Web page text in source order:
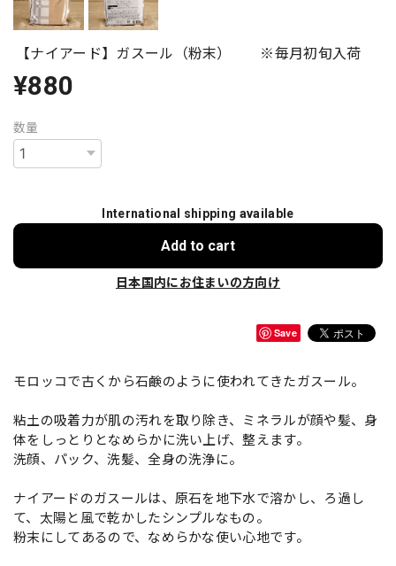
【ナイアード】ガスール（粉末） ※毎月初旬入荷
¥880
数量
International shipping available
Add to cart
日本国内にお住まいの方向け
Save
モロッコで古くから石鹸のように使われてきたガスール。
粘土の吸着力が肌の汚れを取り除き、ミネラルが顔や髪、身
体をしっとりとなめらかに洗い上げ、整えます。
洗顔、パック、洗髪、全身の洗浄に。
ナイアードのガスールは、原石を地下水で溶かし、ろ過し
て、太陽と風で乾かしたシンプルなもの。
粉末にしてあるので、なめらかな使い心地です。